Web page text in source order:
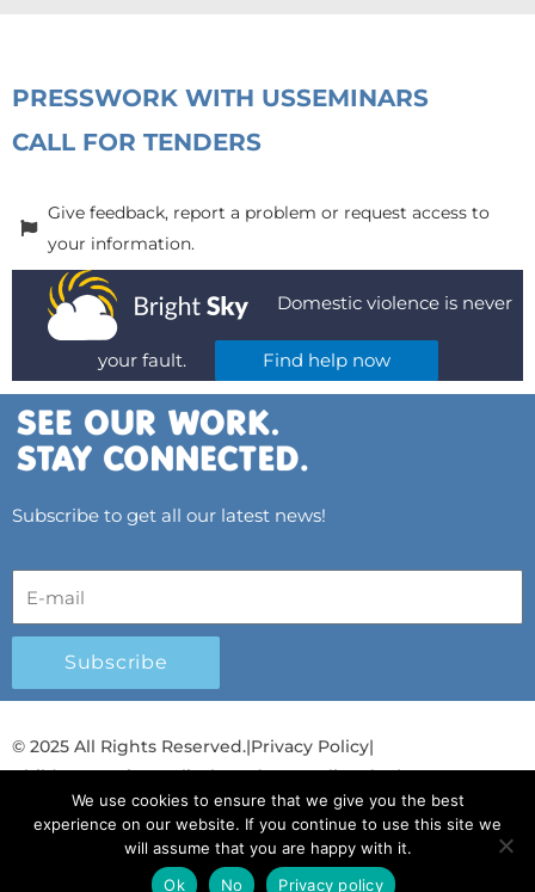
PRESSWORK WITH USSEMINARS
CALL FOR TENDERS
Give feedback, report a problem or request access to
your information.
Domestic violence is never
your fault. Find help now
Subscribe to get all our latest news!
Subscribe
© 2025 All Rights Reserved.|Privacy Policy|
Child Protection Policy|Gender Equality Plan|
Λογοδοσία και Διαφάνεια
T
w
Y
o
I
n
S
p
T
i
We use cookies to ensure that we give you the best
experience on our website. If you continue to use this site we
will assume that you are happy with it.
Ok
No Privacy policy